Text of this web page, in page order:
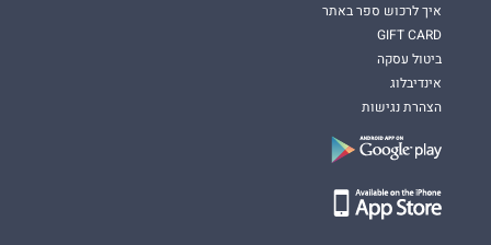
איך לרכוש ספר באתר
GIFT CARD
ביטול עסקה
אינדיבלוג
הצהרת נגישות